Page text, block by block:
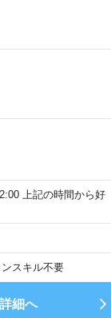
上記の時間から好
スキル不要
詳細へ